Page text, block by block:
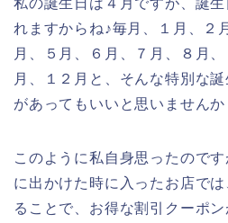
れますからね♪毎月、１月、２
月、５月、６月、７月、８月、
月、１２月と、そんな特別な
があってもいいと思いませんか
このように私自身思ったので
に出かけた時に入ったお店で
ることで、お得な割引クーポン